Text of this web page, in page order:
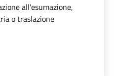
all'esumazione,
o traslazione